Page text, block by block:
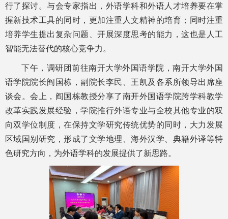
行了探讨。与会专家指出，外语学科和外语人才培养要在掌
握新技术工具的同时，更加注重人文精神的培育；同时注重
培养学生提出复杂问题、开展深度思考的能力，这也是人工
智能无法替代的核心竞争力。
下午，调研团前往南开大学外国语学院，南开大学外国
语学院院长阎国栋，副院长李民、王凯及各系所领导出席座
谈会。会上，阎国栋教授分享了南开外国语学院跨学科教学
改革实践发展经验，学院推行外语专业与全校其他专业的双
向双学位制度，在保持文学研究传统优势的同时，大力发展
区域国别研究，形成了文学地理、海外汉学、典籍外译等特
色研究方向，为外语学科的发展提供了新思路。